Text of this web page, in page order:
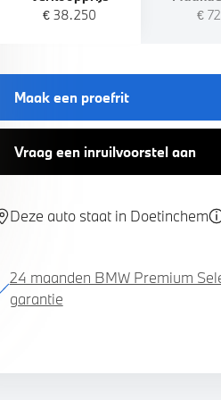
€ 38.250
€
Maak een proefrit
Vraag een inruilvoorstel aan
Deze auto staat in Doetinchem
24 maanden BMW Premium
garantie